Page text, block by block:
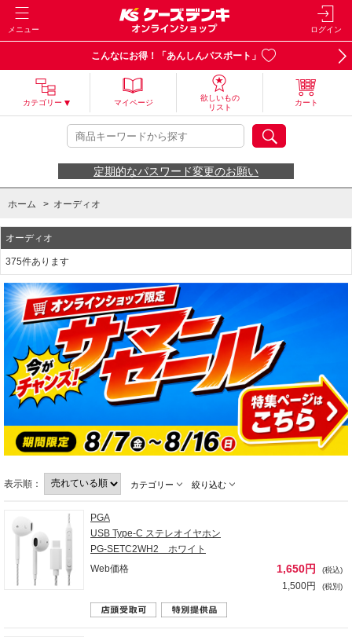
メニュー ログイン
こんなにお得！「あんしんパスポート」
カテゴリー マイページ
欲しいもの
リスト
カート
定期的なパスワード変更のお願い
ホーム > オーディオ
オーディオ
375件あります
表示順： カテゴリー 絞り込む
PGA
USB Type-C ステレオイヤホン
PG-SETC2WH2 ホワイト
Web価格
1,650円 (税込)
1,500円 (税別)